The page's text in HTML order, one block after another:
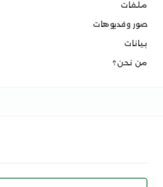
ملفات
صور وفديوهات
بيانات
من نحن؟